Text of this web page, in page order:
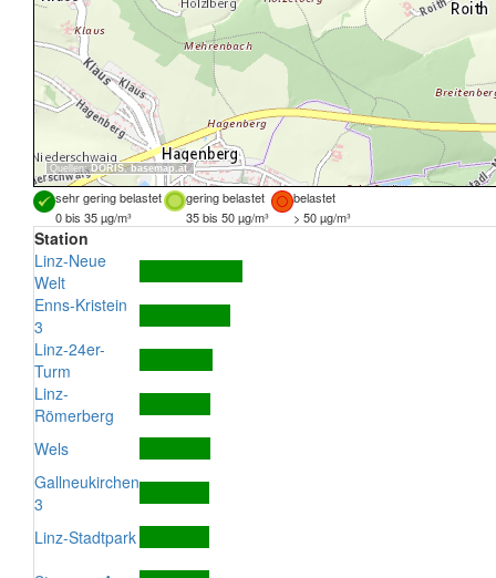
Quellen: DORIS,basemap.at
sehr gering belastet gering belastet
belastet
0 bis 35 µg/m³
35 bis 50 µg/m³ > 50 µg/m³
Station
Linz-Neue
Welt
Enns-Kristein
3
Linz-24er-
Turm
Linz-
Römerberg
Wels
Gallneukirchen
3
Linz-Stadtpark